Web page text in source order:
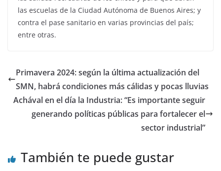
las escuelas de la Ciudad Autónoma de Buenos Aires; y
contra el pase sanitario en varias provincias del país;
entre otras.
Primavera 2024: según la última actualización del
SMN, habrá condiciones más cálidas y pocas lluvias
Achával en el día la Industria: “Es importante seguir
generando políticas públicas para fortalecer el
sector industrial”
También te puede gustar